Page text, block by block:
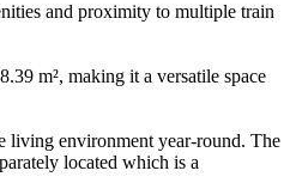
and proximity to multiple train
m², making it a versatile space
living environment year-round. The
located which is a